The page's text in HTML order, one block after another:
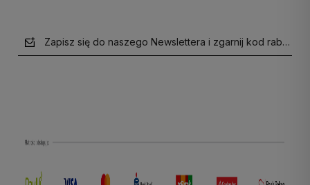
Zapisz się do naszego Newslettera i zgarnij kod